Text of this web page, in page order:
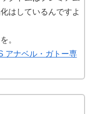
はしているんですよ
。
アナベル・ガトー専